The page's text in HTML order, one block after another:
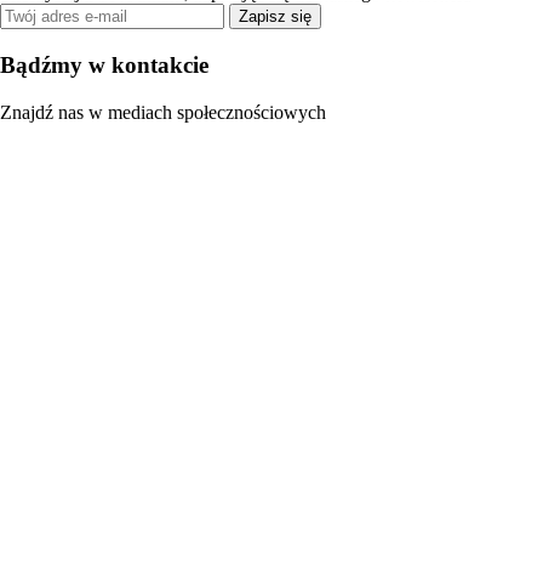
Zapisz się
Bądźmy w kontakcie
Znajdź nas w mediach społecznościowych